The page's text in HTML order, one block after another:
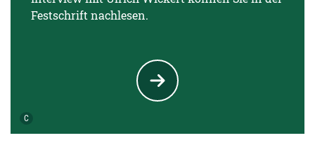
C
Festschrift nachlesen.